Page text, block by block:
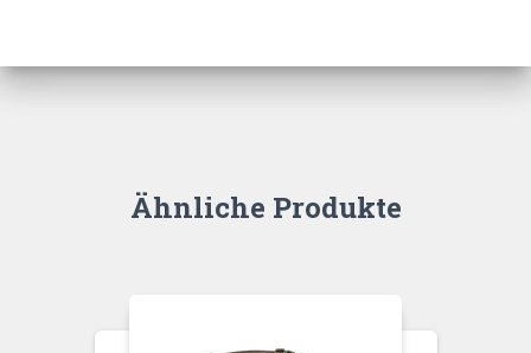
Ähnliche Produkte